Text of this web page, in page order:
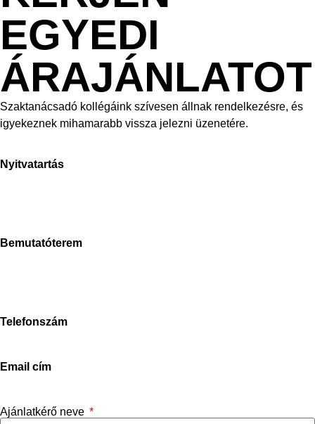
EGYEDI
ÁRAJÁNLATOT
Szaktanácsadó kollégáink szívesen állnak rendelkezésre, és
igyekeznek mihamarabb vissza jelezni üzenetére.
Nyitvatartás
Bemutatóterem
Telefonszám
Email cím
Ajánlatkérő neve